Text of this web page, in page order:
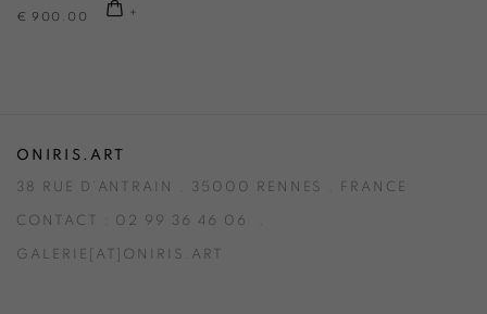
€ 900.00
ONIRIS.ART
38 RUE D’ANTRAIN . 35000 RENNES . FRANCE
CONTACT : 02 99 36 46 06 .
GALERIE[AT]ONIRIS.ART